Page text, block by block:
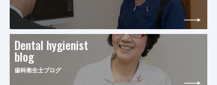
Dental hygienist
blog
歯科衛生士ブログ